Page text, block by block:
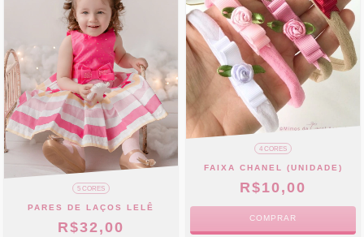
5 CORES
PARES DE LAÇOS LELÊ
R$32,00
4 CORES
FAIXA CHANEL (UNIDADE)
R$10,00
COMPRAR